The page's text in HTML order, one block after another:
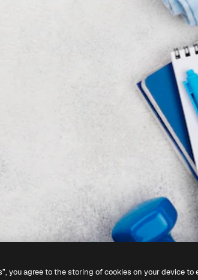
you agree to the storing of cookies on your device to